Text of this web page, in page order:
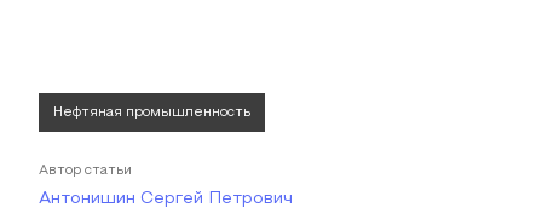
Нефтяная промышленность
Автор статьи
Антонишин Сергей Петрович